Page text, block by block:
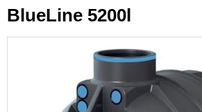
BlueLine 5200l